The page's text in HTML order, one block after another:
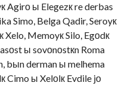
Agirо ы Elegezк re derbas
Simo, Belga Qadir, Seroyк
Xelo, Memoyк Silo, Egоdк
ы sovоnоstкn Roma
bыn derman ы melhema
Cimo ы Xelоlк Evdile jо